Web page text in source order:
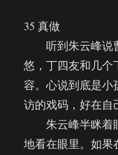
35 真做
听到朱云峰说
悠，丁四友和几个
容。心说到底是小
访的戏码，好在自
朱云峰半眯着
地看在眼里。如果